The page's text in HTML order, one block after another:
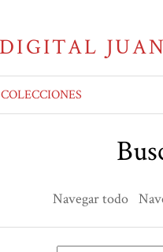
COLECCIONES
Navegar todo